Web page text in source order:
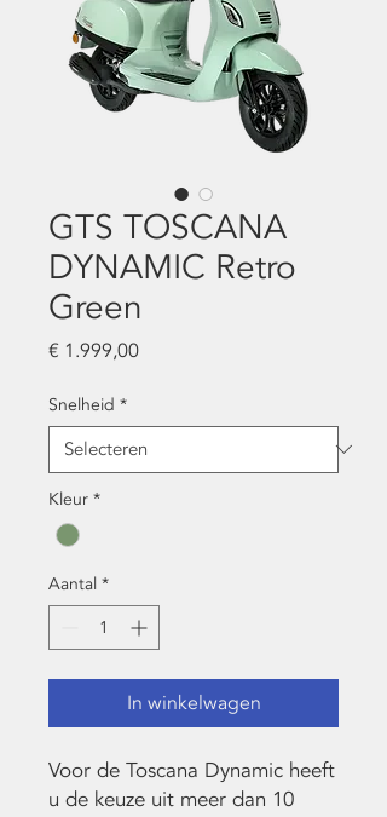
GTS TOSCANA
DYNAMIC Retro
Green
€ 1.999,00Prijs
Snelheid *
Kleur *
Aantal *
In winkelwagen
Voor de Toscana Dynamic heeft
u de keuze uit meer dan 10